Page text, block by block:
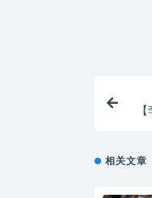
相关文章